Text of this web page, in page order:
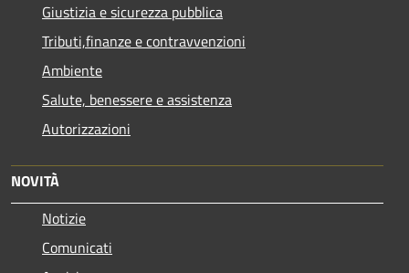
Giustizia e sicurezza pubblica
Tributi,finanze e contravvenzioni
Ambiente
Salute, benessere e assistenza
Autorizzazioni
NOVITÀ
Notizie
Comunicati